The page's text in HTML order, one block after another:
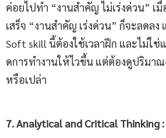
ค่อยไปทำ “งานสำคัญ ไม่เร่งด่วน” เ
เสร็จ “งานสำคัญ เร่งด่วน” ก็จะลดล
Soft skill นี้ต้องใช้เวลาฝึก และไม่ใช่
ดการทำงานให้ไวขึ้น แต่ต้องดูปริมา
หรือเปล่า
7.Analytical and Critical Thinking :